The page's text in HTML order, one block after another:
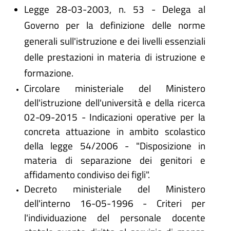
Legge 28-03-2003, n. 53 - Delega al
Governo per la definizione delle norme
generali sull'istruzione e dei livelli essenziali
delle prestazioni in materia di istruzione e
formazione.
Circolare ministeriale del Ministero
dell'istruzione dell'università e della ricerca
02-09-2015 - Indicazioni operative per la
concreta attuazione in ambito scolastico
della legge 54/2006 - "Disposizione in
materia di separazione dei genitori e
affidamento condiviso dei figli".
Decreto ministeriale del Ministero
dell'interno 16-05-1996 - Criteri per
l'individuazione del personale docente